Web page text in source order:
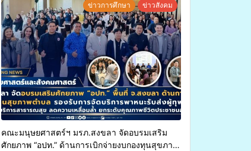
ข่าวการศึกษา ข่าวสังคม
คณะมนุษยศาสตร์ฯ มรภ.สงขลา จัดอบรมเสริม
ศักยภาพ “อปท.” ด้านการเบิกจ่ายงบกองทุนสุขภาพ